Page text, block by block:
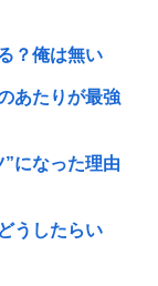
？俺は無い
あたりが最強
”になった理由
うしたらい